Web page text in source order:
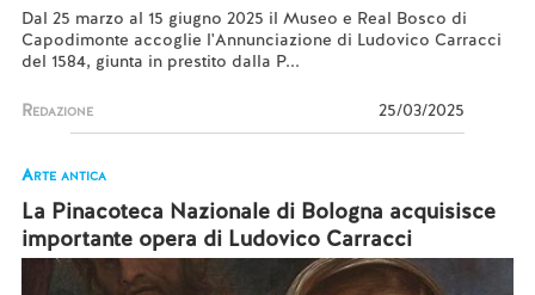
Dal 25 marzo al 15 giugno 2025 il Museo e Real Bosco di
Capodimonte accoglie l'Annunciazione di Ludovico Carracci
del 1584, giunta in prestito dalla P...
Redazione 25/03/2025
Arte antica
La Pinacoteca Nazionale di Bologna acquisisce
importante opera di Ludovico Carracci